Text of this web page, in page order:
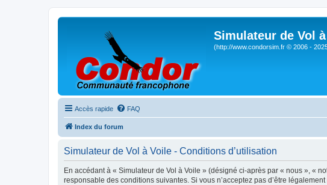
Simulateur de Vol
(http://www.condorsim.fr © 2006 -
Accès rapide FAQ
Index du forum
Simulateur de Vol à Voile - Conditions d’utilisation
En accédant à « Simulateur de Vol à Voile » (désigné ci-après par « nous », «
responsable des conditions suivantes. Si vous n’acceptez pas d’être